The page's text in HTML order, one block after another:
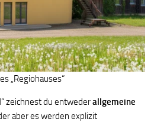
„Regiohauses“
zeichnest du entwederallgemeine
aber es werden explizit